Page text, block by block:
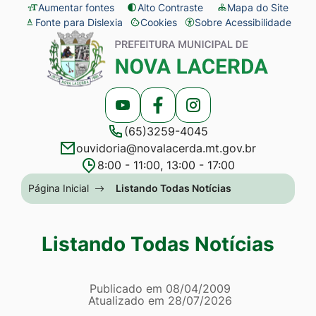
Seção
de
atalhos
acessibilidade
Ir
para
conteúdo
menu
[alt+2]
para
Aumentar fontes Alto Contraste
Mapa do Site
Fonte para Dislexia
Cookies
Abrir
preferências
de
cookies
Sobre Acessibilidade
Seção
menu
Acessar
a
Rede
Social
Acessar
a
Rede
Social
Acessar
a
Rede
Social
(65)3259-4045
ouvidoria@novalacerda.mt.gov.br
8:00 - 11:00, 13:00 - 17:00
Seção
do
principal
Página Inicial Listando Todas Notícias
Listando Todas Notícias
Página Listando Todas
Informações
Publicado em 08/04/2009
Atualizado em 28/07/2026